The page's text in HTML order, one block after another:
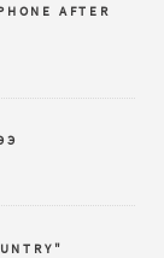
AFTER